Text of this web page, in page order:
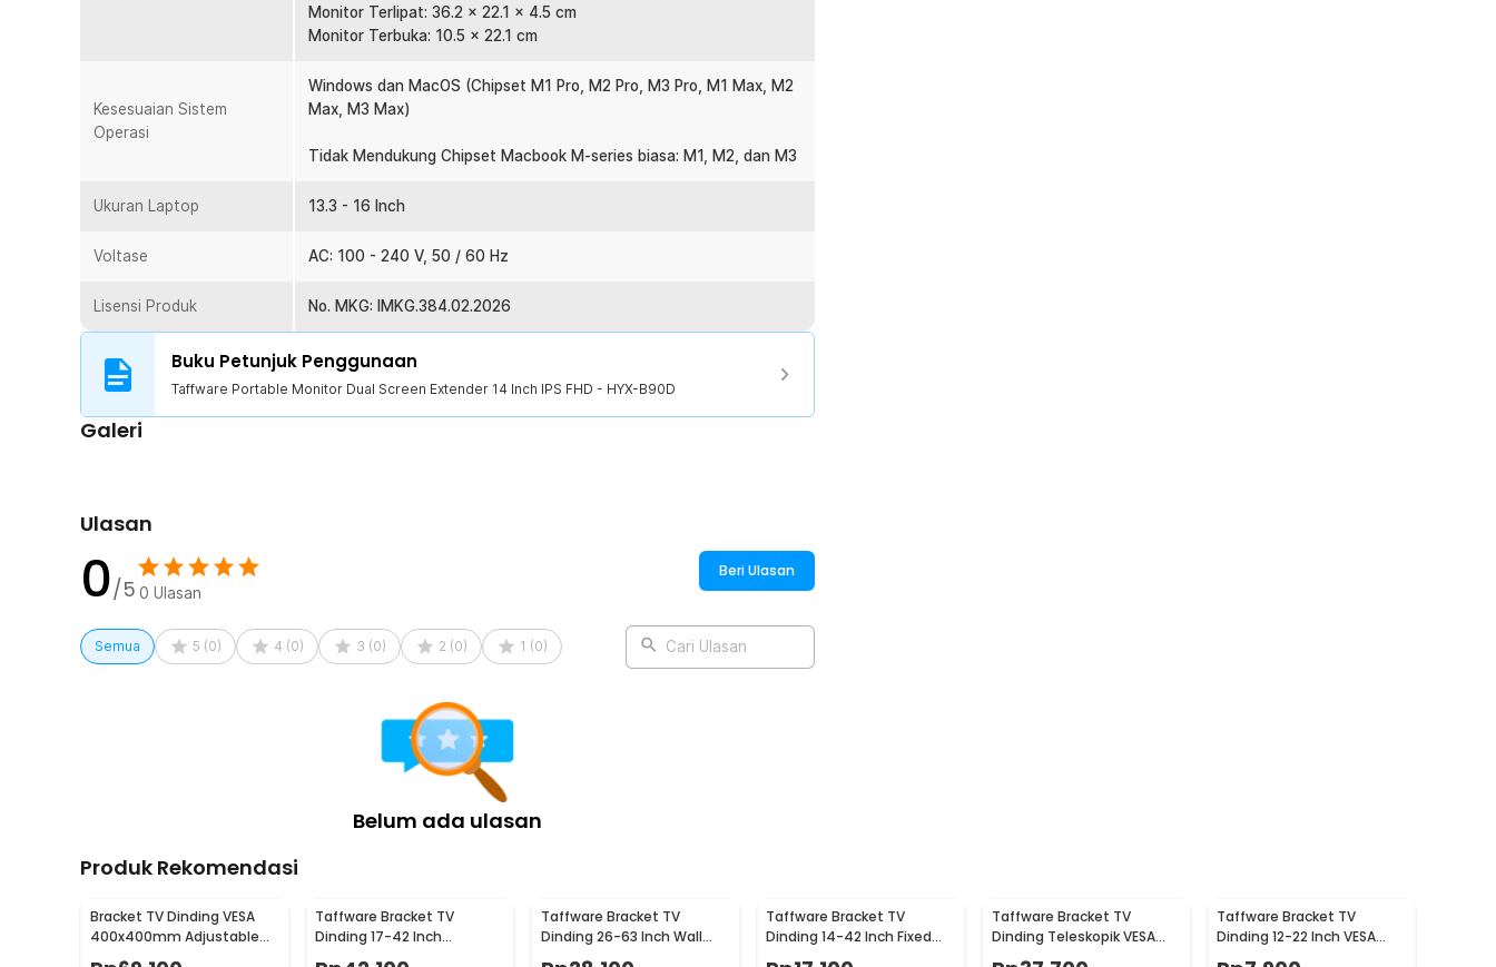
2 x Kabel HDMI to Mini HDMI
2 x Kabel USB A to USB Type C
Monitor Terlipat: 36.2 x 22.1 x 4.5 cm
Monitor Terbuka: 10.5 x 22.1 cm
Kesesuaian Sistem
Operasi
Windows dan MacOS (Chipset M1 Pro, M2 Pro, M3 Pro, M1 Max, M2
Max, M3 Max)
Tidak Mendukung Chipset Macbook M-series biasa: M1, M2, dan M3
Ukuran Laptop 13.3 - 16 Inch
Voltase AC: 100 - 240 V, 50 / 60 Hz
Lisensi Produk No. MKG: IMKG.384.02.2026
Buku Petunjuk Penggunaan
Taffware Portable Monitor Dual Screen Extender 14 Inch IPS FHD - HYX-B90D
Galeri
Ulasan
0/5 0 Ulasan
Beri Ulasan
Semua 5 (0) 4 (0) 3 (0) 2 (0) 1 (0) Cari Ulasan
Belum ada ulasan
Produk Rekomendasi
Bracket TV Dinding VESA
400x400mm Adjustable
untuk TV LED 26-63 Inch -
Taffware Bracket TV
Dinding 17-42 Inch
Taffware Bracket TV
Dinding 26-63 Inch Wall
Mount VESA 400x400 - B41
Taffware Bracket TV
Dinding 14-42 Inch Fixed
Taffware Bracket TV
Dinding Teleskopik VESA
75x75 100x100 10-32 Inch -
Taffware Bracket TV
Dinding 12-22 Inch VESA